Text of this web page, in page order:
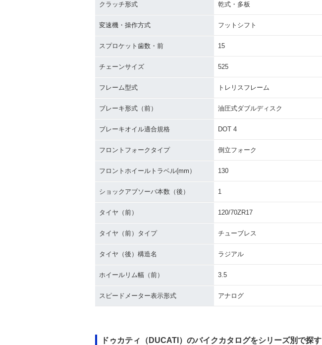
クラッチ形式 乾式・多板
変速機・操作方式 フットシフト
スプロケット歯数・前 15
チェーンサイズ 525
フレーム型式 トレリスフレーム
ブレーキ形式（前） 油圧式ダブルディスク
ブレーキオイル適合規格 DOT 4
フロントフォークタイプ 倒立フォーク
フロントホイールトラベル(mm） 130
ショックアブソーバ本数（後） 1
タイヤ（前） 120/70ZR17
タイヤ（前）タイプ チューブレス
タイヤ（後）構造名 ラジアル
ホイールリム幅（前） 3.5
スピードメーター表示形式 アナログ
ドゥカティ（DUCATI）のバイクカタログをシリーズ別で探す